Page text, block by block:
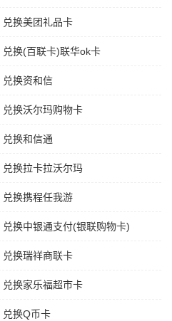
换美团礼品卡
换(百联卡)联华ok卡
兑换资和信
换沃尔玛购物卡
换和信通
换拉卡拉沃尔玛
换携程任我游
换中银通支付(银联购物卡)
换瑞祥商联卡
换家乐福超市卡
兑换Q币卡